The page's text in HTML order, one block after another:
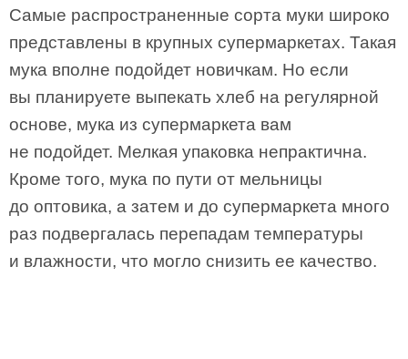
Самые распространенные сорта муки широко
представлены в крупных супермаркетах. Такая
мука вполне подойдет новичкам. Но если
вы планируете выпекать хлеб на регулярной
основе, мука из супермаркета вам
не подойдет. Мелкая упаковка непрактична.
Кроме того, мука по пути от мельницы
до оптовика, а затем и до супермаркета много
раз подвергалась перепадам температуры
и влажности, что могло снизить ее качество.